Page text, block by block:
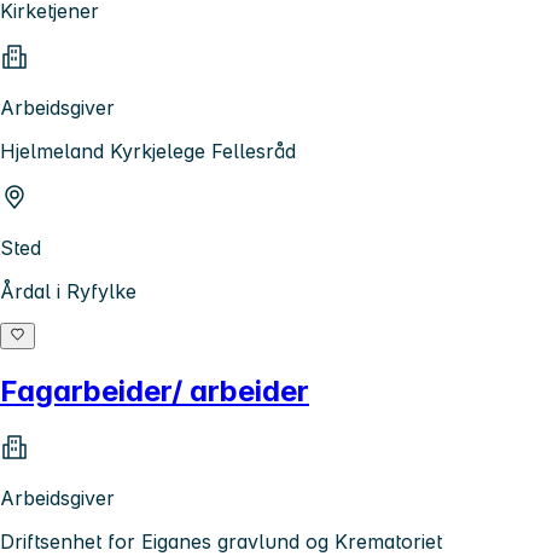
Kirketjener
Arbeidsgiver
Hjelmeland Kyrkjelege Fellesråd
Sted
Årdal i Ryfylke
Fagarbeider/ arbeider
Arbeidsgiver
Driftsenhet for Eiganes gravlund og Krematoriet